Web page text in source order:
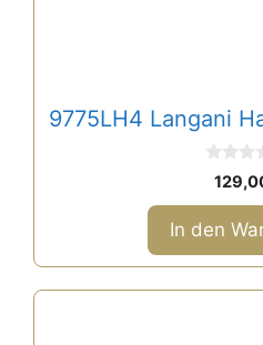
9775LH4 Langani
o
5
In den